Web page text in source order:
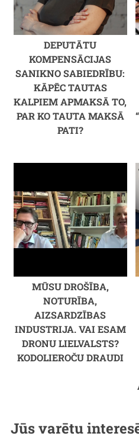
DEPUTĀTU
KOMPENSĀCIJAS
SANIKNO SABIEDRĪBU:
KĀPĒC TAUTAS
KALPIEM APMAKSĀ TO,
PAR KO TAUTA MAKSĀ
PATI?
MŪSU DROŠĪBA,
NOTURĪBA,
AIZSARDZĪBAS
INDUSTRIJA. VAI ESAM
DRONU LIELVALSTS?
KODOLIEROČU DRAUDI
Jūs varētu